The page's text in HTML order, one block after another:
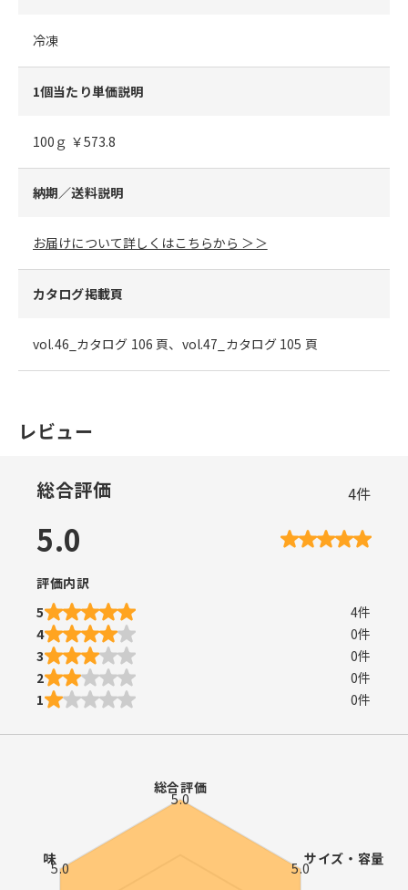
冷凍
1個当たり単価説明
100ｇ ￥573.8
納期／送料説明
お届けについて詳しくはこちらから ＞＞
カタログ掲載頁
vol.46_カタログ 106 頁、vol.47_カタログ 105 頁
レビュー
総合評価 4件
5.0
評価内訳
5
4件
4
0件
3
0件
2
0件
1
0件